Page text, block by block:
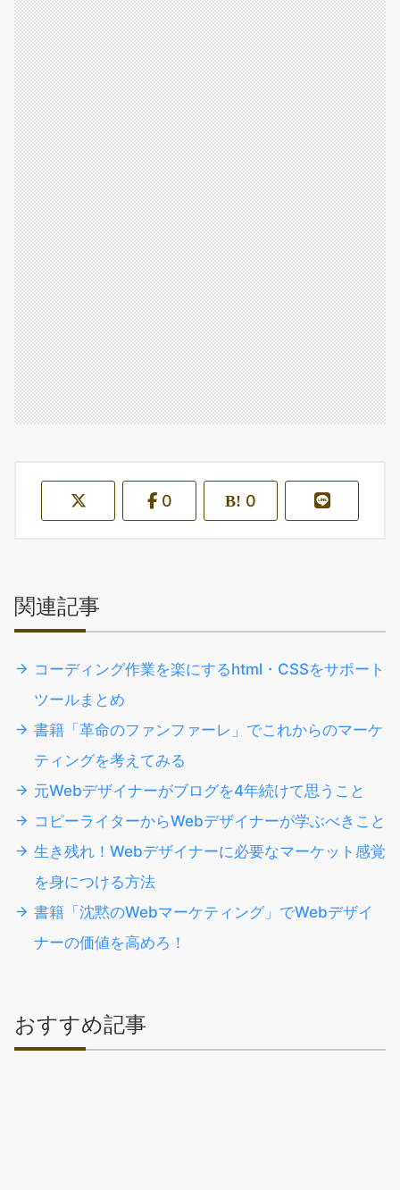
0 0
関連記事
コーディング作業を楽にするhtml・CSSをサポート
ツールまとめ
書籍「革命のファンファーレ」でこれからのマーケ
ティングを考えてみる
元Webデザイナーがブログを4年続けて思うこと
コピーライターからWebデザイナーが学ぶべきこと
生き残れ！Webデザイナーに必要なマーケット感覚
を身につける方法
書籍「沈黙のWebマーケティング」でWebデザイ
ナーの価値を高めろ！
おすすめ記事